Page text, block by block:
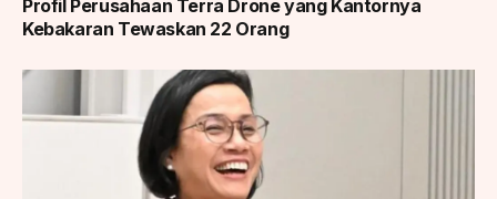
Profil Perusahaan Terra Drone yang Kantornya
Kebakaran Tewaskan 22 Orang